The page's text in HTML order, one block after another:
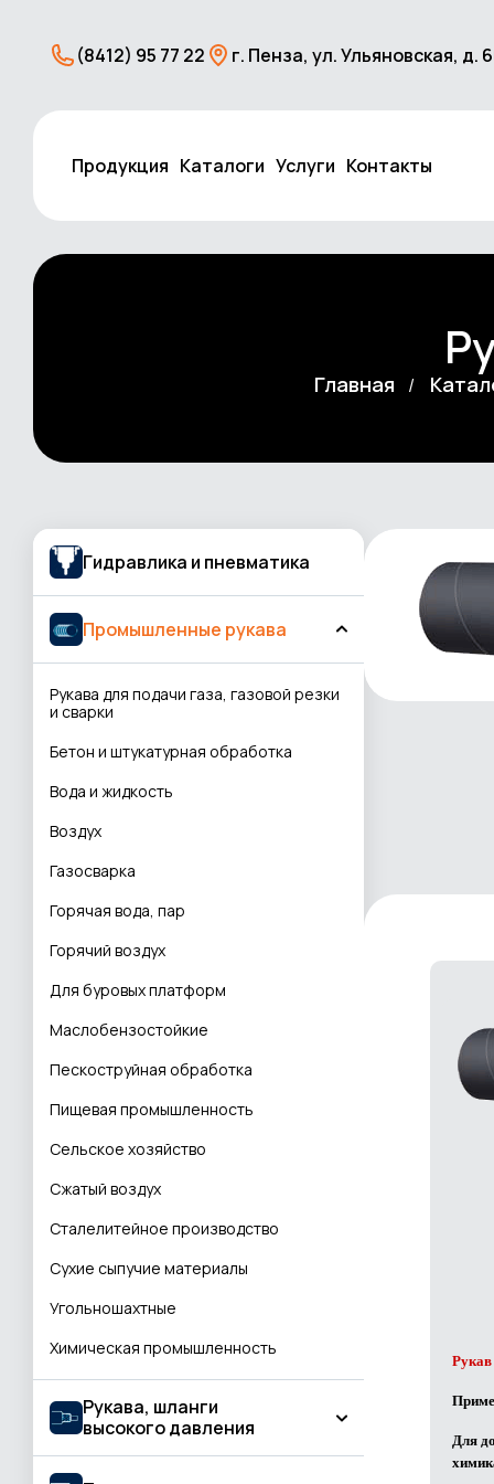
(8412) 95 77 22 г. Пенза, ул. Ульяновская, д.
Продукция Каталоги Услуги Контакты
Главная
Гидравлика и пневматика
Промышленные рукава
Рукава для подачи газа, газовой резки
и сварки
Бетон и штукатурная обработка
Вода и жидкость
Воздух
Газосварка
Горячая вода, пар
Горячий воздух
Для буровых платформ
Маслобензостойкие
Пескоструйная обработка
Пищевая промышленность
Сельское хозяйство
Сжатый воздух
Сталелитейное производство
Сухие сыпучие материалы
Угольношахтные
Химическая промышленность
Рукава, шланги
высокого давления
Рукав
Для